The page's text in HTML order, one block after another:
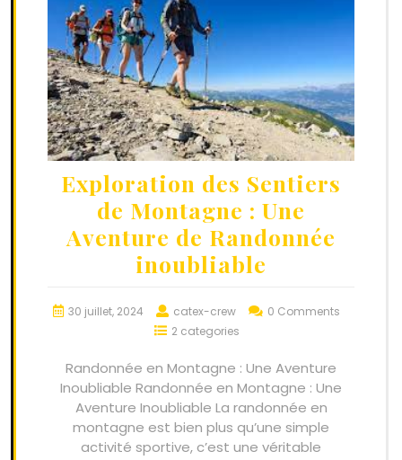
Exploration des Sentiers
de Montagne : Une
Aventure de Randonnée
inoubliable
30 juillet, 2024 catex-crew
0 Comments
2 categories
Randonnée en Montagne : Une Aventure
Inoubliable Randonnée en Montagne : Une
Aventure Inoubliable La randonnée en
montagne est bien plus qu’une simple
activité sportive, c’est une véritable